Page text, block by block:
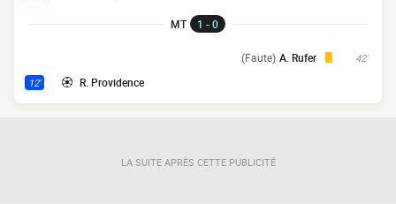
MT 1 - 0
42'
A. Rufer
(Faute)
12' R. Providence
LA SUITE APRÈS CETTE PUBLICITÉ